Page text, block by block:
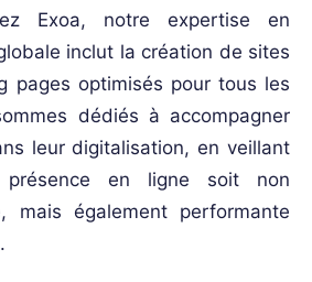
Exoa, notre expertise en
inclut la création de sites
pages optimisés pour tous les
dédiés à accompagner
leur digitalisation, en veillant
en ligne soit non
mais également performante